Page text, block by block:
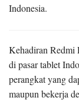
Indonesia.
Kehadiran Redmi
di pasar tablet
perangkat yang
maupun bekerja